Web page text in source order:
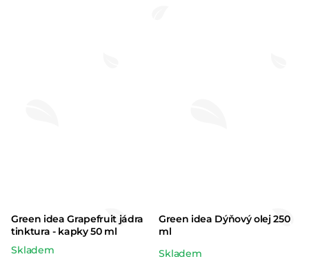
Green idea Grapefruit jádra
tinktura - kapky 50 ml
Skladem
Green idea Dýňový olej 250
ml
Průměrné
Skladem